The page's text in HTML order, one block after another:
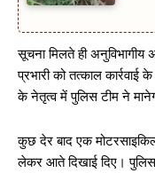
सूचना मिलते ही अनुविभागीय
प्रभारी को तत्काल कार्रवाई
के नेतृत्व में पुलिस टीम ने
कुछ देर बाद एक
लेकर आते दिखाई दिए।